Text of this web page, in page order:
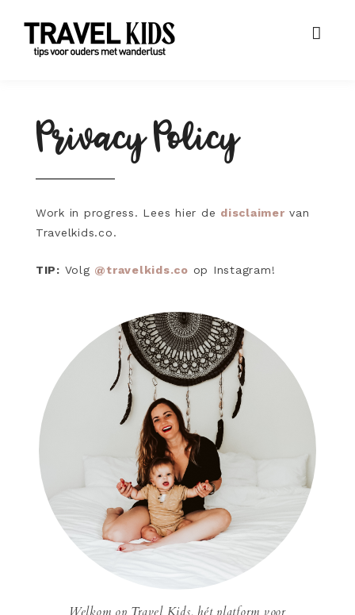
Privacy Policy
Work in progress. Lees hier de disclaimer van
Travelkids.co.
TIP: Volg @travelkids.co op Instagram!
Welkom op Travel Kids, hét platform voor